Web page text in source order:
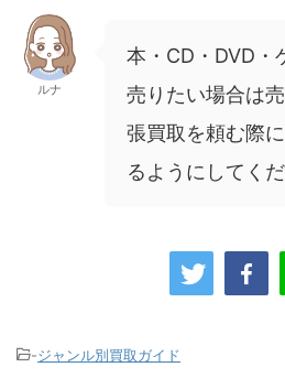
ルナ
本・CD・DVD・
売りたい場合は
張買取を頼む際に
るようにしてくだ
-ジャンル別買取ガイド